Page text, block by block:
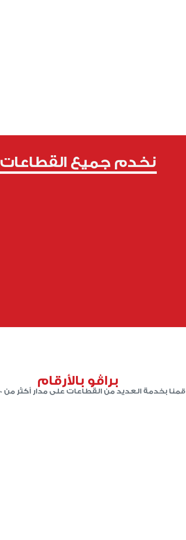
نخدم جميع القطاعات
براڤو بالأرقام
قمنا بخدمة العديد من القطاعات على مدار أكثر من 10 سنوات